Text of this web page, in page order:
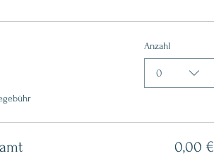
Anzahl
0
0,00 €